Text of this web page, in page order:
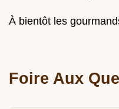
À bientôt les
Foire Aux